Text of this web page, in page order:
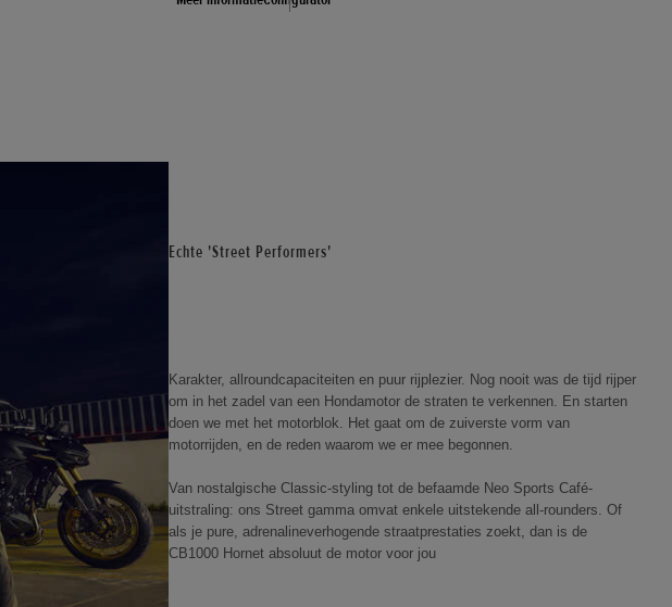
Echte 'Street Performers'
Karakter, allroundcapaciteiten en puur rijplezier. Nog nooit was de tijd rijper
om in het zadel van een Hondamotor de straten te verkennen. En starten
doen we met het motorblok. Het gaat om de zuiverste vorm van
motorrijden, en de reden waarom we er mee begonnen.
Van nostalgische Classic-styling tot de befaamde Neo Sports Café-
uitstraling: ons Street gamma omvat enkele uitstekende all-rounders. Of
als je pure, adrenalineverhogende straatprestaties zoekt, dan is de
CB1000 Hornet absoluut de motor voor jou